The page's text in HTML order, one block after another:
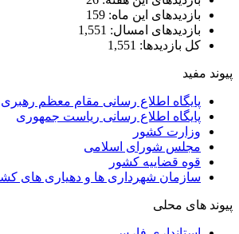
بازدیدهای این ماه: 159
بازدیدهای امسال: 1,551
کل بازدیدها: 1,551
پیوند مفید
پایگاه اطلاع رسانی مقام معظم رهبری
پایگاه اطلاع رسانی ریاست جمهوری
وزارت کشور
مجلس شورای اسلامی
قوه قضاییه کشور
سازمان شهرداری ها و دهیاری های
پیوند های محلی